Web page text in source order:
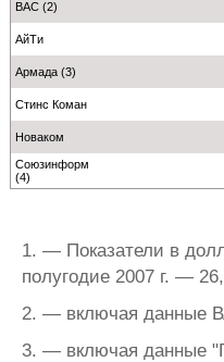
ВАС (2)
АйТи
Армада (3)
Стинс Коман
Новаком
Союзинформ
(4)
1. — Показатели в
полугодие 2007 г. —
2. — включая данные
3. — включая данные